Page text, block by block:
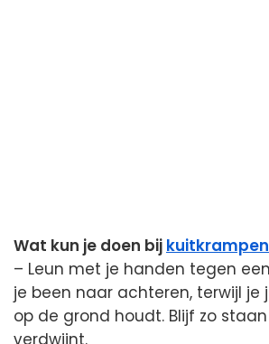
Wat kun je doen bij kuitkrampen
– Leun met je handen tegen
je been naar achteren, terwijl je
op de grond houdt. Blijf zo
verdwijnt.